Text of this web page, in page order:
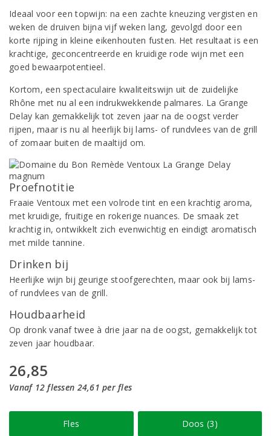
Ideaal voor een topwijn: na een zachte kneuzing vergisten en
weken de druiven bijna vijf weken lang, gevolgd door een
korte rijping in kleine eikenhouten fusten. Het resultaat is een
krachtige, geconcentreerde en kruidige rode wijn met een
goed bewaarpotentieel.
Kortom, een spectaculaire kwaliteitswijn uit de zuidelijke
Rhône met nu al een indrukwekkende palmares. La Grange
Delay kan gemakkelijk tot zeven jaar na de oogst verder
rijpen, maar is nu al heerlijk bij lams- of rundvlees van de grill
of zomaar buiten de maaltijd om.
Proefnotitie
Fraaie Ventoux met een volrode tint en een krachtig aroma,
met kruidige, fruitige en rokerige nuances. De smaak zet
krachtig in, ontwikkelt zich evenwichtig en eindigt aromatisch
met milde tannine.
Drinken bij
Heerlijke wijn bij geurige stoofgerechten, maar ook bij lams-
of rundvlees van de grill.
Houdbaarheid
Op dronk vanaf twee à drie jaar na de oogst, gemakkelijk tot
zeven jaar houdbaar.
26,85
Vanaf 12 flessen 24,61 per fles
Fles Doos (3)